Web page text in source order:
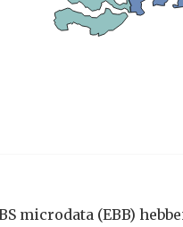
microdata (EBB)